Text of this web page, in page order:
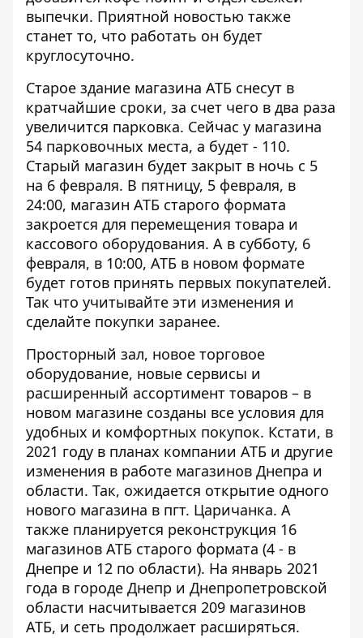
выпечки. Приятной новостью также
станет то, что работать он будет
круглосуточно.
Старое здание магазина АТБ снесут в
кратчайшие сроки, за счет чего в два раза
увеличится парковка. Сейчас у магазина
54 парковочных места, а будет - 110.
Старый магазин будет закрыт в ночь с 5
на 6 февраля. В пятницу, 5 февраля, в
24:00, магазин АТБ старого формата
закроется для перемещения товара и
кассового оборудования. А в субботу, 6
февраля, в 10:00, АТБ в новом формате
будет готов принять первых покупателей.
Так что учитывайте эти изменения и
сделайте покупки заранее.
Просторный зал, новое торговое
оборудование, новые сервисы и
расширенный ассортимент товаров – в
новом магазине созданы все условия для
удобных и комфортных покупок. Кстати, в
2021 году в планах компании АТБ и другие
изменения в работе магазинов Днепра и
области. Так, ожидается открытие одного
нового магазина в пгт. Царичанка. А
также планируется реконструкция 16
магазинов АТБ старого формата (4 - в
Днепре и 12 по области). На январь 2021
года в городе Днепр и Днепропетровской
области насчитывается 209 магазинов
АТБ, и сеть продолжает расширяться.